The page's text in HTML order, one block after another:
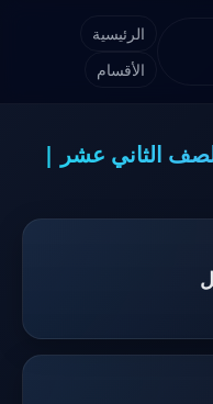
الرئيسية
الأقسام
الثاني عشر |